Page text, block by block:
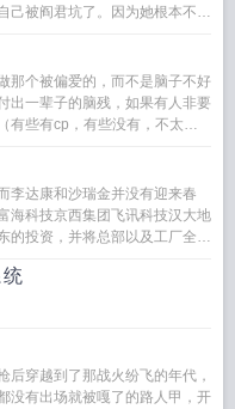
己被阎君坑了。因为她根本不是
那个被偏爱的，而不是脑子不好
出一辈子的脑残，如果有人非要
有些有cp，有些没有，不太注
李达康和沙瑞金并没有迎来春
海科技京西集团飞讯科技汉大地
的投资，并将总部以及工厂全部
后穿越到了那战火纷飞的年代，
没有出场就被嘎了的路人甲，开